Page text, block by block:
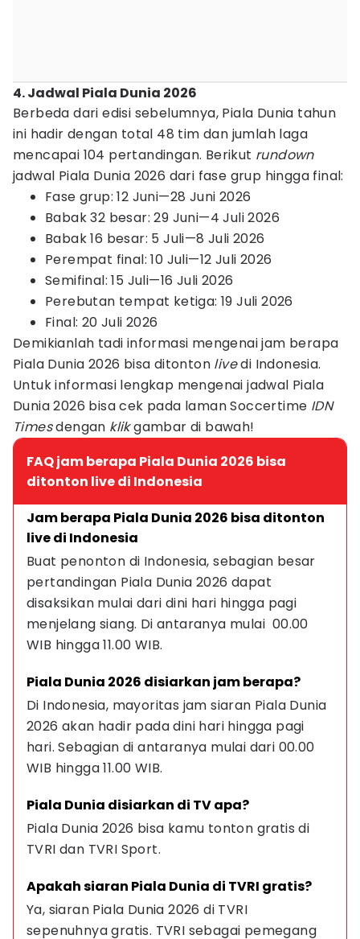
4. Jadwal Piala Dunia 2026
Berbeda dari edisi sebelumnya, Piala Dunia tahun
ini hadir dengan total 48 tim dan jumlah laga
mencapai 104 pertandingan. Berikut rundown
jadwal Piala Dunia 2026 dari fase grup hingga final:
Fase grup: 12 Juni—28 Juni 2026
Babak 32 besar: 29 Juni—4 Juli 2026
Babak 16 besar: 5 Juli—8 Juli 2026
Perempat final: 10 Juli—12 Juli 2026
Semifinal: 15 Juli—16 Juli 2026
Perebutan tempat ketiga: 19 Juli 2026
Final: 20 Juli 2026
Demikianlah tadi informasi mengenai jam berapa
Piala Dunia 2026 bisa ditonton livedi Indonesia.
Untuk informasi lengkap mengenai jadwal Piala
Dunia 2026 bisa cek pada laman Soccertime IDN
Timesdengan klikgambar di bawah!
FAQ jam berapa Piala Dunia 2026 bisa
ditonton live di Indonesia
Jam berapa Piala Dunia 2026 bisa ditonton
live di Indonesia
Buat penonton di Indonesia, sebagian besar
pertandingan Piala Dunia 2026 dapat
disaksikan mulai dari dini hari hingga pagi
menjelang siang. Di antaranya mulai  00.00
WIB hingga 11.00 WIB.
Piala Dunia 2026 disiarkan jam berapa?
Di Indonesia, mayoritas jam siaran Piala Dunia
2026 akan hadir pada dini hari hingga pagi
hari. Sebagian di antaranya mulai dari 00.00
WIB hingga 11.00 WIB.
Piala Dunia disiarkan di TV apa?
Piala Dunia 2026 bisa kamu tonton gratis di
TVRI dan TVRI Sport.
Apakah siaran Piala Dunia di TVRI gratis?
Ya, siaran Piala Dunia 2026 di TVRI
sepenuhnya gratis. TVRI sebagai pemegang